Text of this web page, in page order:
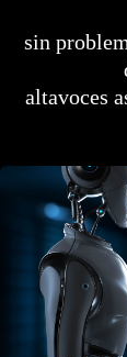
sin
altavoces